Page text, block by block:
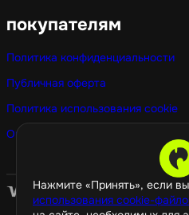
Нажмите «Принять», если
использования cookie-
покупателям
Политика конфиденциальности
Публичная оферта
Политика использования cookie
Оптовые покупки